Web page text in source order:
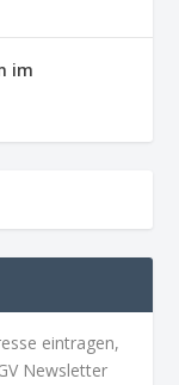
im
eintragen,
Newsletter